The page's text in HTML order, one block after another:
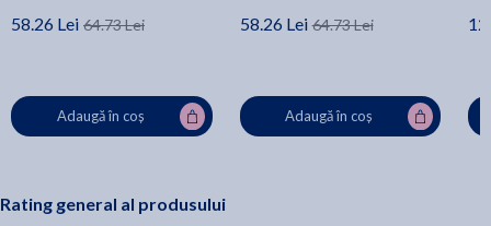
58.26 Lei 64.73 Lei
Adaugă în coș
58.26 Lei 64.73 Lei
Adaugă în coș
Rating general al produsului